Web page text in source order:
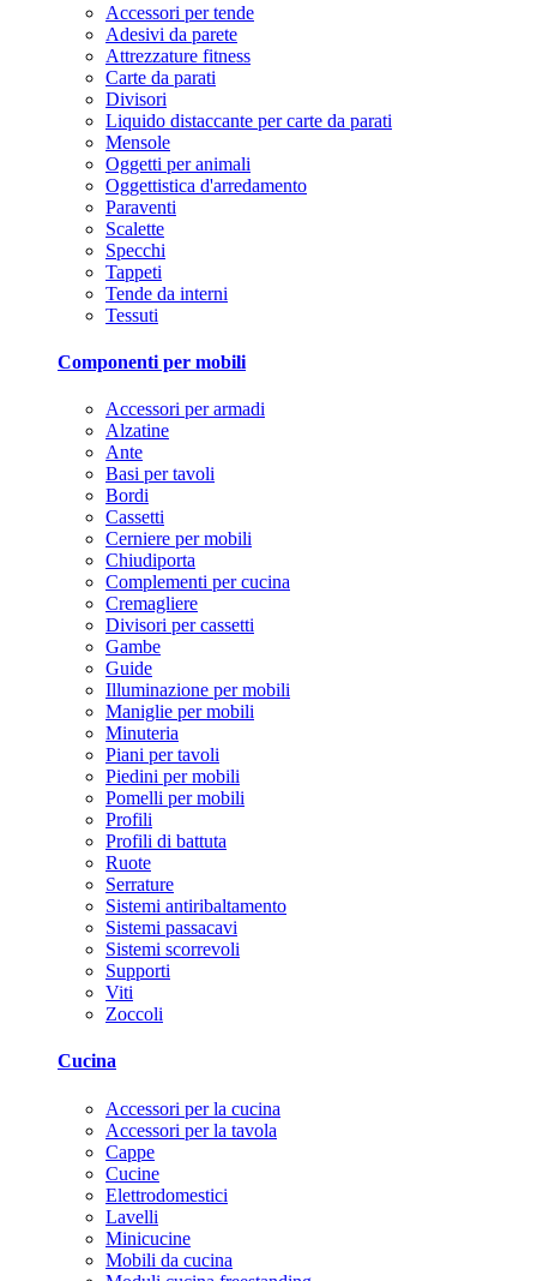
Accessori per tende
Adesivi da parete
Attrezzature fitness
Carte da parati
Divisori
Liquido distaccante per carte da parati
Mensole
Oggetti per animali
Oggettistica d'arredamento
Paraventi
Scalette
Specchi
Tappeti
Tende da interni
Tessuti
Componenti per mobili
Accessori per armadi
Alzatine
Ante
Basi per tavoli
Bordi
Cassetti
Cerniere per mobili
Chiudiporta
Complementi per cucina
Cremagliere
Divisori per cassetti
Gambe
Guide
Illuminazione per mobili
Maniglie per mobili
Minuteria
Piani per tavoli
Piedini per mobili
Pomelli per mobili
Profili
Profili di battuta
Ruote
Serrature
Sistemi antiribaltamento
Sistemi passacavi
Sistemi scorrevoli
Supporti
Viti
Zoccoli
Cucina
Accessori per la cucina
Accessori per la tavola
Cappe
Cucine
Elettrodomestici
Lavelli
Minicucine
Mobili da cucina